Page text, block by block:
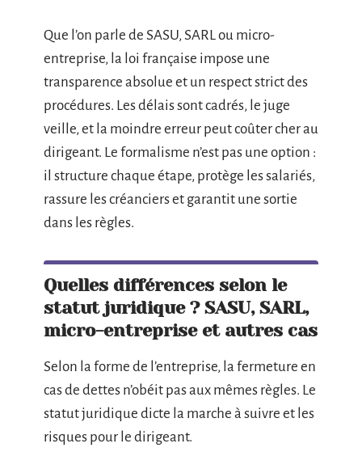
Que l’on parle de SASU, SARL ou micro-
entreprise, la loi française impose une
transparence absolue et un respect strict des
procédures. Les délais sont cadrés, le juge
veille, et la moindre erreur peut coûter cher au
dirigeant. Le formalisme n’est pas une option :
il structure chaque étape, protège les salariés,
rassure les créanciers et garantit une sortie
dans les règles.
Quelles différences selon le
statut juridique ? SASU, SARL,
micro-entreprise et autres cas
Selon la forme de l’entreprise, la fermeture en
cas de dettes n’obéit pas aux mêmes règles. Le
statut juridique dicte la marche à suivre et les
risques pour le dirigeant.